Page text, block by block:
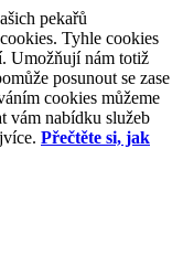
pekařů
Tyhle cookies
Umožňují nám totiž
posunout se zase
cookies můžeme
vám nabídku služeb
Přečtěte si, jak